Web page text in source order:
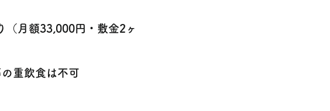
（月額33,000円・敷金2ヶ
重飲食は不可